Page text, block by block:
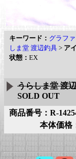
キーワード： グラファ
しま堂 渡辺釣具 > ア
状態： EX
うらしま堂 渡
SOLD OUT
商品番号：R-
本体価格